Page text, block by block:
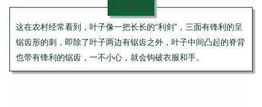
什么是“荚”
这在农村经常看到，叶子像一把长长的“利剑”，三面有锋利的呈
锯齿形的刺，即除了叶子两边有锯齿之外，叶子中间凸起的脊背
也带有锋利的锯齿，一不小心，就会钩破衣服和手。